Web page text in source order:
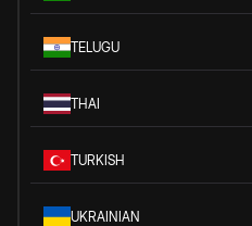
TELUGU
THAI
TURKISH
UKRAINIAN